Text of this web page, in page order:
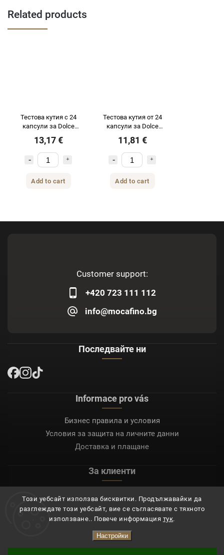
Този уебсайт използва бисквитки. Продължавайки да
разглеждате този уебсайт, вие се съгласявате с тяхното
използване.. Повече информация тук.
Настройки
Related products
Тестова кутия с 24
капсули за Dolce
Gusto® Tea &
Chocolate от NEJKAFE
13,17 €
Add to cart
Тестова кутия от 24
капсули за Dolce
Gusto® Dolce Vita от
NEJKAFE
11,81 €
Add to cart
Customer support:
+420 723 111 112
info@mocafino.bg
Последвайте ни
Informace pro vás
Бизнес правила и условия
Условия за защита на личните данни
Доставка и плащане
За клиенти
Регистрация
Вход